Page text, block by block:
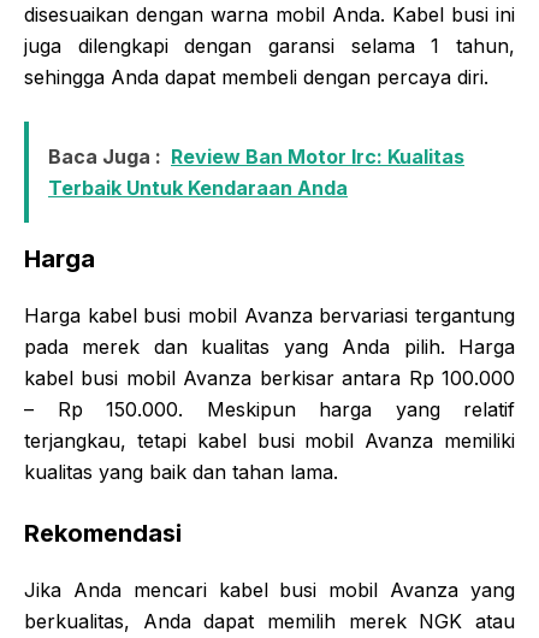
disesuaikan dengan warna mobil Anda. Kabel busi ini
juga dilengkapi dengan garansi selama 1 tahun,
sehingga Anda dapat membeli dengan percaya diri.
Baca Juga : Review Ban Motor Irc: Kualitas
Terbaik Untuk Kendaraan Anda
Harga
Harga kabel busi mobil Avanza bervariasi tergantung
pada merek dan kualitas yang Anda pilih. Harga
kabel busi mobil Avanza berkisar antara Rp 100.000
– Rp 150.000. Meskipun harga yang relatif
terjangkau, tetapi kabel busi mobil Avanza memiliki
kualitas yang baik dan tahan lama.
Rekomendasi
Jika Anda mencari kabel busi mobil Avanza yang
berkualitas, Anda dapat memilih merek NGK atau